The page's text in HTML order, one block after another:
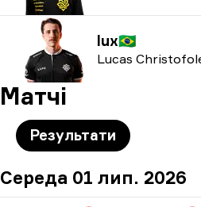
lux🇧🇷
Lucas
Матчі
Результати
Середа 01 лип. 2026